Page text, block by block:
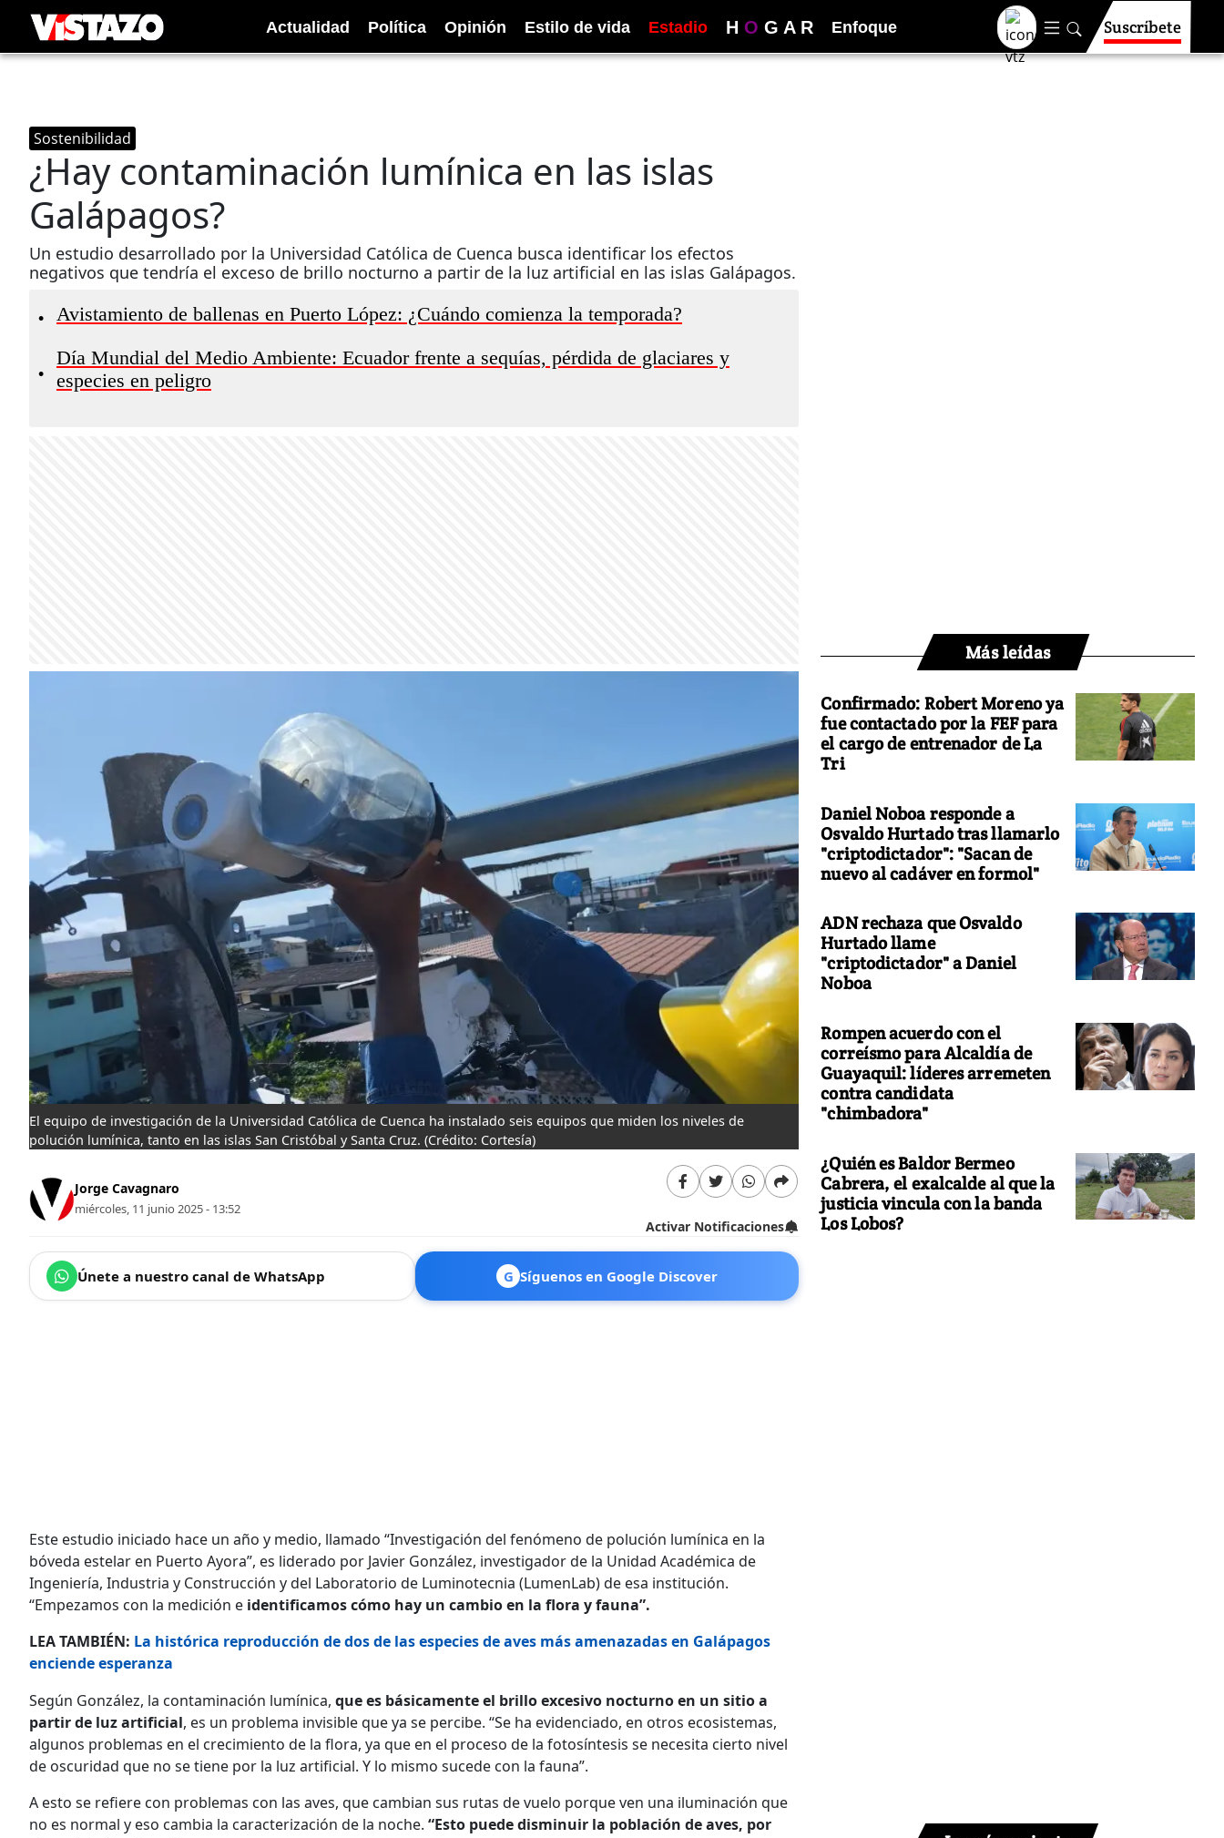
Actualidad Política Opinión Estilo de vida Estadio H O G A R Enfoque Suscríbete
Sostenibilidad
¿Hay contaminación lumínica en las islas
Galápagos?
Un estudio desarrollado por la Universidad Católica de Cuenca busca identificar los efectos
negativos que tendría el exceso de brillo nocturno a partir de la luz artificial en las islas Galápagos.
• Avistamiento de ballenas en Puerto López: ¿Cuándo comienza la temporada?
•
Día Mundial del Medio Ambiente: Ecuador frente a sequías, pérdida de glaciares y
especies en peligro
El equipo de investigación de la Universidad Católica de Cuenca ha instalado seis equipos que miden los niveles de
polución lumínica, tanto en las islas San Cristóbal y Santa Cruz. (Crédito: Cortesía)
Jorge Cavagnaro
miércoles, 11 junio 2025 - 13:52
Activar Notificaciones
Únete a nuestro canal de WhatsApp G Síguenos en Google Discover
Este estudio iniciado hace un año y medio, llamado “Investigación del fenómeno de polución lumínica en la
bóveda estelar en Puerto Ayora”, es liderado por Javier González, investigador de la Unidad Académica de
Ingeniería, Industria y Construcción y del Laboratorio de Luminotecnia (LumenLab) de esa institución.
“Empezamos con la medición e identificamos cómo hay un cambio en la flora y fauna”.
LEA TAMBIÉN: La histórica reproducción de dos de las especies de aves más amenazadas en Galápagos
enciende esperanza
Según González, la contaminación lumínica, que es básicamente el brillo excesivo nocturno en un sitio a
partir de luz artificial, es un problema invisible que ya se percibe. “Se ha evidenciado, en otros ecosistemas,
algunos problemas en el crecimiento de la flora, ya que en el proceso de la fotosíntesis se necesita cierto nivel
de oscuridad que no se tiene por la luz artificial. Y lo mismo sucede con la fauna”.
A esto se refiere con problemas con las aves, que cambian sus rutas de vuelo porque ven una iluminación que
no es normal y eso cambia la caracterización de la noche. “Esto puede disminuir la población de aves, por
Más leídas
Confirmado: Robert Moreno ya
fue contactado por la FEF para
el cargo de entrenador de La
Tri
Daniel Noboa responde a
Osvaldo Hurtado tras llamarlo
"criptodictador": "Sacan de
nuevo al cadáver en formol"
ADN rechaza que Osvaldo
Hurtado llame
"criptodictador" a Daniel
Noboa
Rompen acuerdo con el
correísmo para Alcaldía de
Guayaquil: líderes arremeten
contra candidata
"chimbadora"
¿Quién es Baldor Bermeo
Cabrera, el exalcalde al que la
justicia vincula con la banda
Los Lobos?